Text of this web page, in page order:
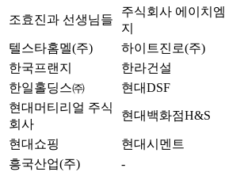
조효진과 선생님들
주식회사 에이치엠
지
텔스타홈멜(주)
하이트진로(주)
한국프랜지
한라건설
한일홀딩스㈜
현대DSF
현대머티리얼 주식
회사
현대백화점H&S
현대쇼핑
현대시멘트
흥국산업(주)
-